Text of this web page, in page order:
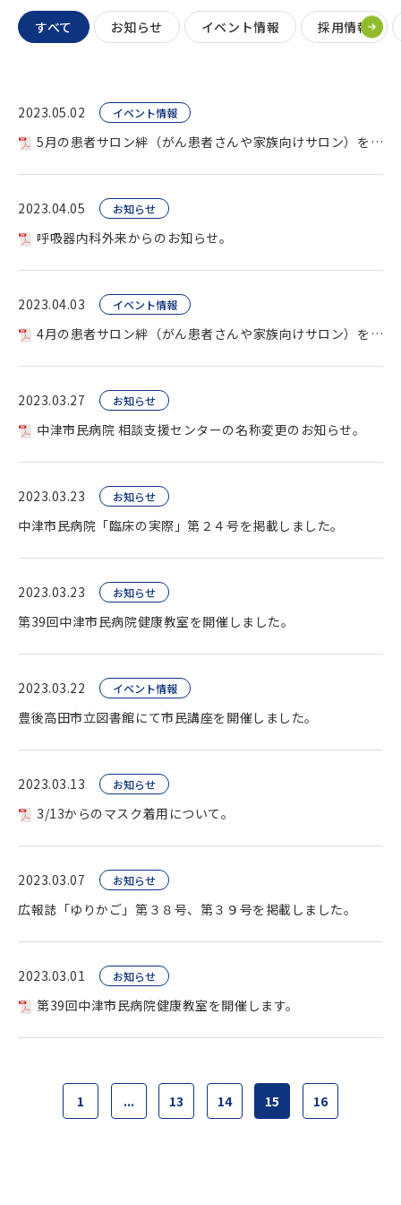
すべて お知らせ イベント情報 採用情報
2023.05.02 イベント情報
5月の患者サロン絆（がん患者さんや家族向けサロン）を開催します。
2023.04.05 お知らせ
呼吸器内科外来からのお知らせ。
2023.04.03 イベント情報
4月の患者サロン絆（がん患者さんや家族向けサロン）を開催します。
2023.03.27 お知らせ
中津市民病院 相談支援センターの名称変更のお知らせ。
2023.03.23 お知らせ
中津市民病院「臨床の実際」第２４号を掲載しました。
2023.03.23 お知らせ
第39回中津市民病院健康教室を開催しました。
2023.03.22 イベント情報
豊後高田市立図書館にて市民講座を開催しました。
2023.03.13 お知らせ
3/13からのマスク着用について。
2023.03.07 お知らせ
広報誌「ゆりかご」第３８号、第３９号を掲載しました。
2023.03.01 お知らせ
第39回中津市民病院健康教室を開催します。
1 ... 13 14 15 16